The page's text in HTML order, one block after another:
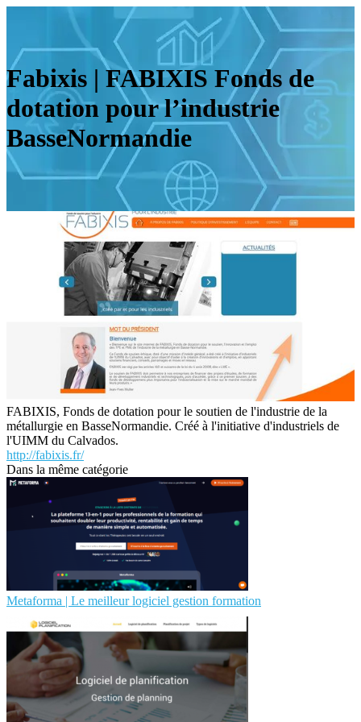
Fabixis | FABIXIS Fonds de
dotation pour l’industrie
BasseNormandie
FABIXIS, Fonds de dotation pour le soutien de l'industrie de la
métallurgie en BasseNormandie. Créé à l'initiative d'industriels de
l'UIMM du Calvados.
http://fabixis.fr/
Dans la même catégorie
Metaforma | Le meilleur logiciel gestion formation